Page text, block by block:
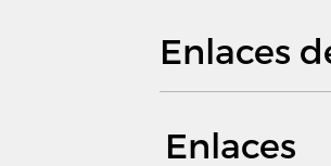
Enlaces
Enlaces